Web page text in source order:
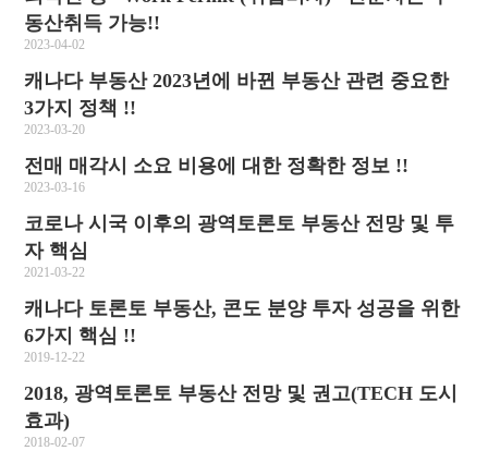
동산취득 가능!!
2023-04-02
캐나다 부동산 2023년에 바뀐 부동산 관련 중요한
3가지 정책 !!
2023-03-20
전매 매각시 소요 비용에 대한 정확한 정보 !!
2023-03-16
코로나 시국 이후의 광역토론토 부동산 전망 및 투
자 핵심
2021-03-22
캐나다 토론토 부동산, 콘도 분양 투자 성공을 위한
6가지 핵심 !!
2019-12-22
2018, 광역토론토 부동산 전망 및 권고(TECH 도시
효과)
2018-02-07